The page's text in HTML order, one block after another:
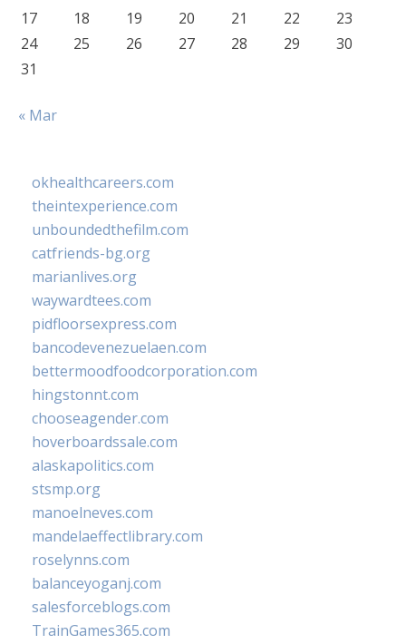
17
18 19 20 21 22
23
24
25 26 27 28 29
30
31
« Mar
okhealthcareers.com
theintexperience.com
unboundedthefilm.com
catfriends-bg.org
marianlives.org
waywardtees.com
pidfloorsexpress.com
bancodevenezuelaen.com
bettermoodfoodcorporation.com
hingstonnt.com
chooseagender.com
hoverboardssale.com
alaskapolitics.com
stsmp.org
manoelneves.com
mandelaeffectlibrary.com
roselynns.com
balanceyoganj.com
salesforceblogs.com
TrainGames365.com